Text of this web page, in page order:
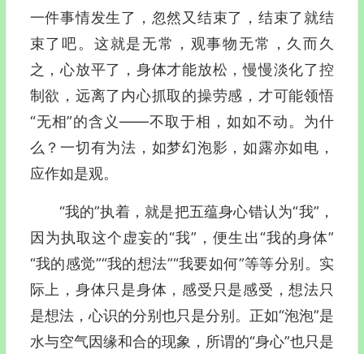
一件事情发生了，忽然又结束了，结束了就结
束了吧。这就是无常，观事物无常，久而久
之，心放平了，身体才能放松，慢慢淡化了控
制欲，远离了内心抓取的操劳感，才可能领悟
“无相”的含义—―不取于相，如如不动。为什
么？一切有为法，如梦幻泡影，如露亦如电，
应作如是观。
“我的”执着，就是把五蕴身心错认为“我”，
因为执取这个虚妄的“我”，便生出“我的身体”
“我的感觉”“我的想法”“我要如何”等等分别。实
际上，身体只是身体，感受只是感受，想法只
是想法，心识的分别也只是分别。正如“泡泡”是
水与空气因缘和合的现象，所谓的“身心”也只是